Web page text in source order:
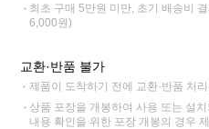
최초 구매 5만원 미만, 초기 배송비
6,000원)
교환·반품 불가
제품이 도착하기 전에 교환·반품 처
상품 포장을 개봉하여 사용 또는 설
내용 확인을 위한 포장 개봉의 경우